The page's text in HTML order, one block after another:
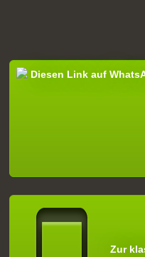
Diesen Link auf
Zur